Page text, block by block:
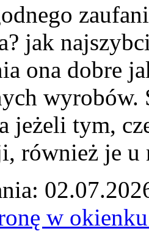
jak
ona dobre
jeżeli tym,
również je u
w